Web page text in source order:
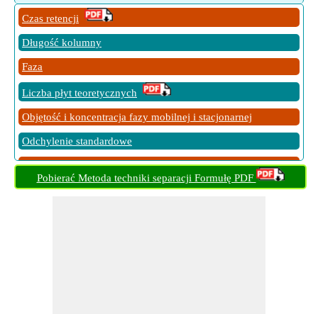
Czas retencji
Długość kolumny
Faza
Liczba płyt teoretycznych
Objętość i koncentracja fazy mobilnej i stacjonarnej
Odchylenie standardowe
Retencja względna i skorygowana
Rezolucja
Pobierać Metoda techniki separacji Formułę PDF